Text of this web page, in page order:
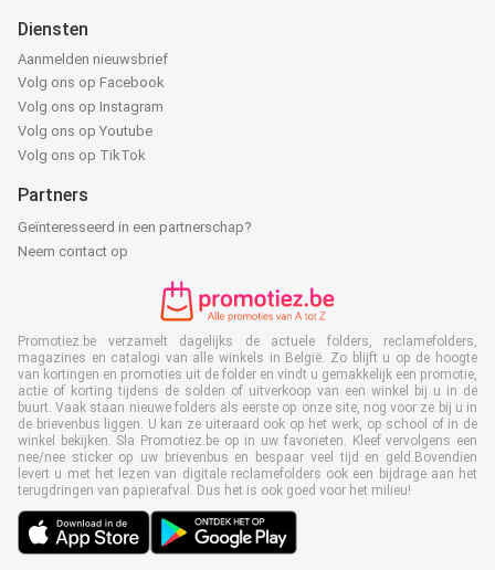
Diensten
Aanmelden nieuwsbrief
Volg ons op Facebook
Volg ons op Instagram
Volg ons op Youtube
Volg ons op TikTok
Partners
Geïnteresseerd in een partnerschap?
Neem contact op
Promotiez.be verzamelt dagelijks de actuele folders, reclamefolders,
magazines en catalogi van alle winkels in België. Zo blijft u op de hoogte
van kortingen en promoties uit de folder en vindt u gemakkelijk een promotie,
actie of korting tijdens de solden of uitverkoop van een winkel bij u in de
buurt. Vaak staan nieuwe folders als eerste op onze site, nog voor ze bij u in
de brievenbus liggen. U kan ze uiteraard ook op het werk, op school of in de
winkel bekijken. Sla Promotiez.be op in uw favorieten. Kleef vervolgens een
nee/nee sticker op uw brievenbus en bespaar veel tijd en geld.Bovendien
levert u met het lezen van digitale reclamefolders ook een bijdrage aan het
terugdringen van papierafval. Dus het is ook goed voor het milieu!